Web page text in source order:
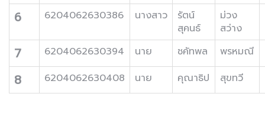
6 6204062630386 นางสาว
รัตน์
สุคนธ์
ม่วง
สว่าง
7 6204062630394 นาย ชคัทพล พรหมณี
8 6204062630408 นาย คุณาธิป สุขทวี